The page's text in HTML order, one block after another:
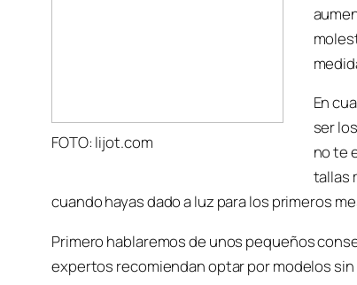
FOTO: lijot.com
En
ser
no te
tallas
cuando hayas dado a luz para los primeros
Primero hablaremos de unos pequeños
expertos recomiendan optar por modelos